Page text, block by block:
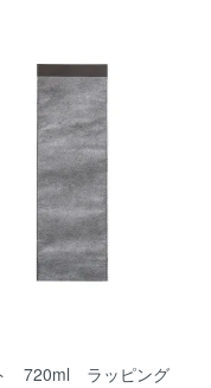
720ml ラッピング